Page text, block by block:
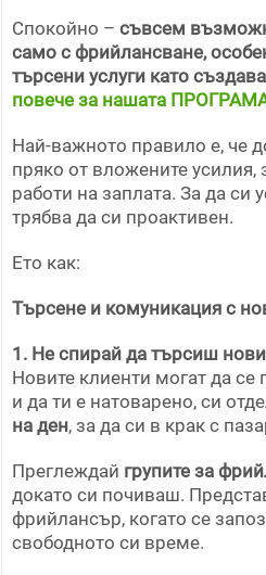
Спокойно –съвсем
само с фрийлансване,
търсени услуги като
повече за нашата
Най-важното правило е, че
пряко от вложените усилия,
работи на заплата. За да
трябва да си проактивен.
Ето как:
Търсене и комуникация с
1. Не спирай да търсиш
Новите клиенти могат да се
и да ти е натоварено, си
на ден, за да си в крак с
Преглеждай групите за
докато си почиваш.
фрийлансър, когато се
свободното си време.